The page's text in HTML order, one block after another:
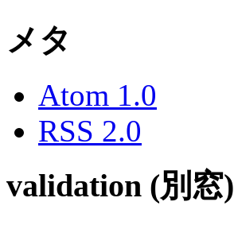
メタ
Atom 1.0
RSS 2.0
validation (別窓)